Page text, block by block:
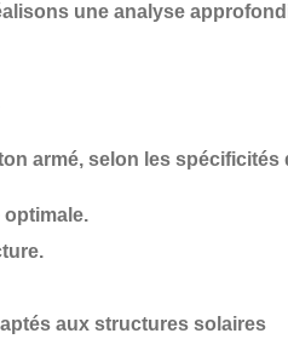
une analyse
armé, selon les spécificités
aux structures solaires